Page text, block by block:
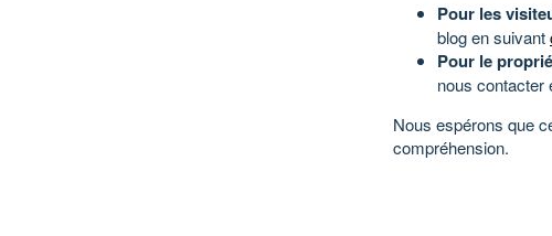
Pour les
blog en suivant
Pour le
nous contacter
Nous espérons que
compréhension.